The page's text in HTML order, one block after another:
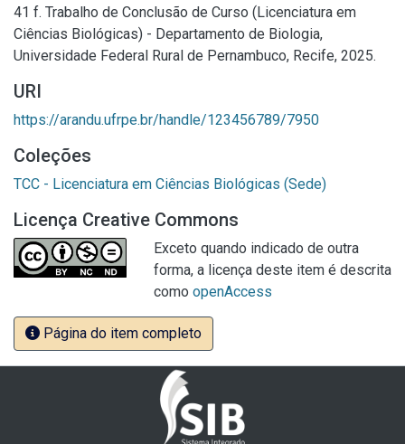
41 f. Trabalho de Conclusão de Curso (Licenciatura em
Ciências Biológicas) - Departamento de Biologia,
Universidade Federal Rural de Pernambuco, Recife, 2025.
URI
https://arandu.ufrpe.br/handle/123456789/7950
Coleções
TCC - Licenciatura em Ciências Biológicas (Sede)
Licença Creative Commons
Exceto quando indicado de outra
forma, a licença deste item é descrita
como openAccess
Página do item completo